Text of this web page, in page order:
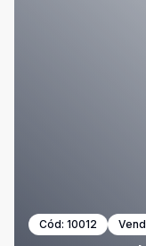
Cód: 10012